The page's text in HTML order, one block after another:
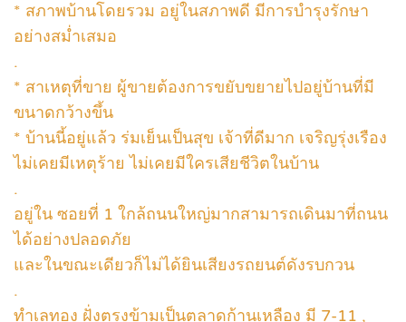
* สภาพบ้านโดยรวม อยู่ในสภาพดี มีการบำรุงรักษา
อย่างสม่ำเสมอ
.
* สาเหตุที่ขาย ผู้ขายต้องการขยับขยายไปอยู่บ้านที่มี
ขนาดกว้างขึ้น
* บ้านนี้อยู่แล้ว ร่มเย็นเป็นสุข เจ้าที่ดีมาก เจริญรุ่งเรือง
ไม่เคยมีเหตุร้าย ไม่เคยมีใครเสียชีวิตในบ้าน
.
อยู่ใน ซอยที่ 1 ใกล้ถนนใหญ่มากสามารถเดินมาที่ถนน
ได้อย่างปลอดภัย
และในขณะเดียวก็ไม่ได้ยินเสียงรถยนต์ดังรบกวน
.
ทำเลทอง ฝั่งตรงข้ามเป็นตลาดก้านเหลือง มี 7-11 ,